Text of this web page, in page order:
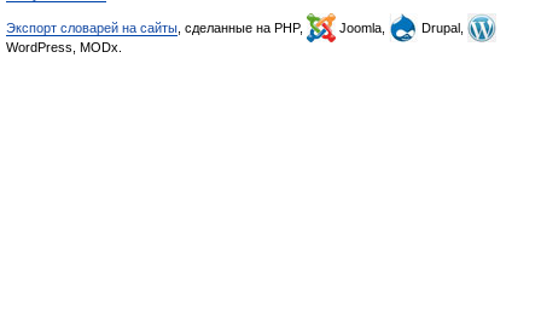
Экспорт словарей на сайты , сделанные на PHP, Joomla,
Drupal,
WordPress, MODx.